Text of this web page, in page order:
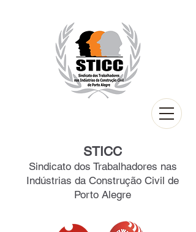
STICC
Sindicato dos Trabalhadores nas
Indústrias da Construção Civil de
Porto Alegre